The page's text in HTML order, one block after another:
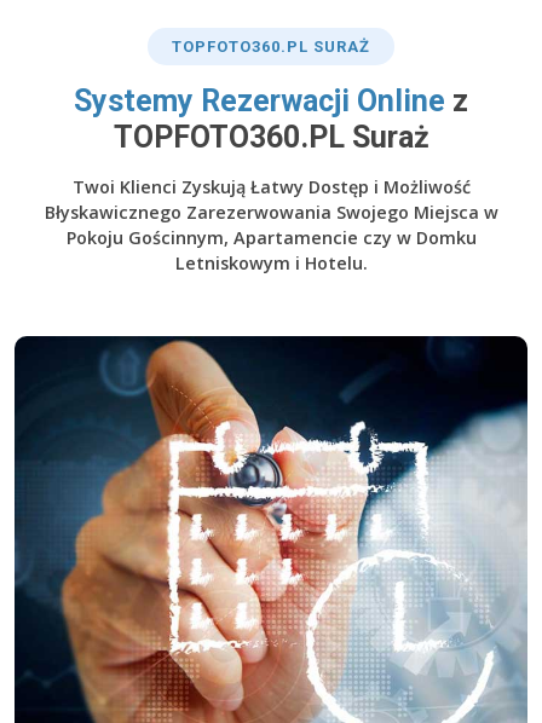
TOP FOTO360.PL SURAŻ
​Systemy Rezerwacji Online z
TOPFOTO360.PL Suraż
Twoi Klienci Zyskują Łatwy Dostęp i Możliwość
Błyskawicznego Zarezerwowania Swojego Miejsca w
Pokoju Gościnnym, Apartamencie czy w Domku
Letniskowym i Hotelu.